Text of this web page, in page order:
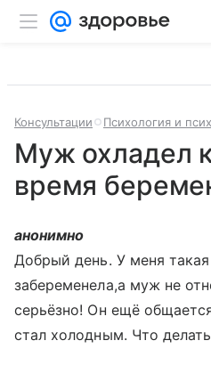
Консультации Психология и
Муж охладел
время
анонимно
Добрый день. У меня
забеременела,а муж не
серьёзно! Он ещё
стал холодным. Что